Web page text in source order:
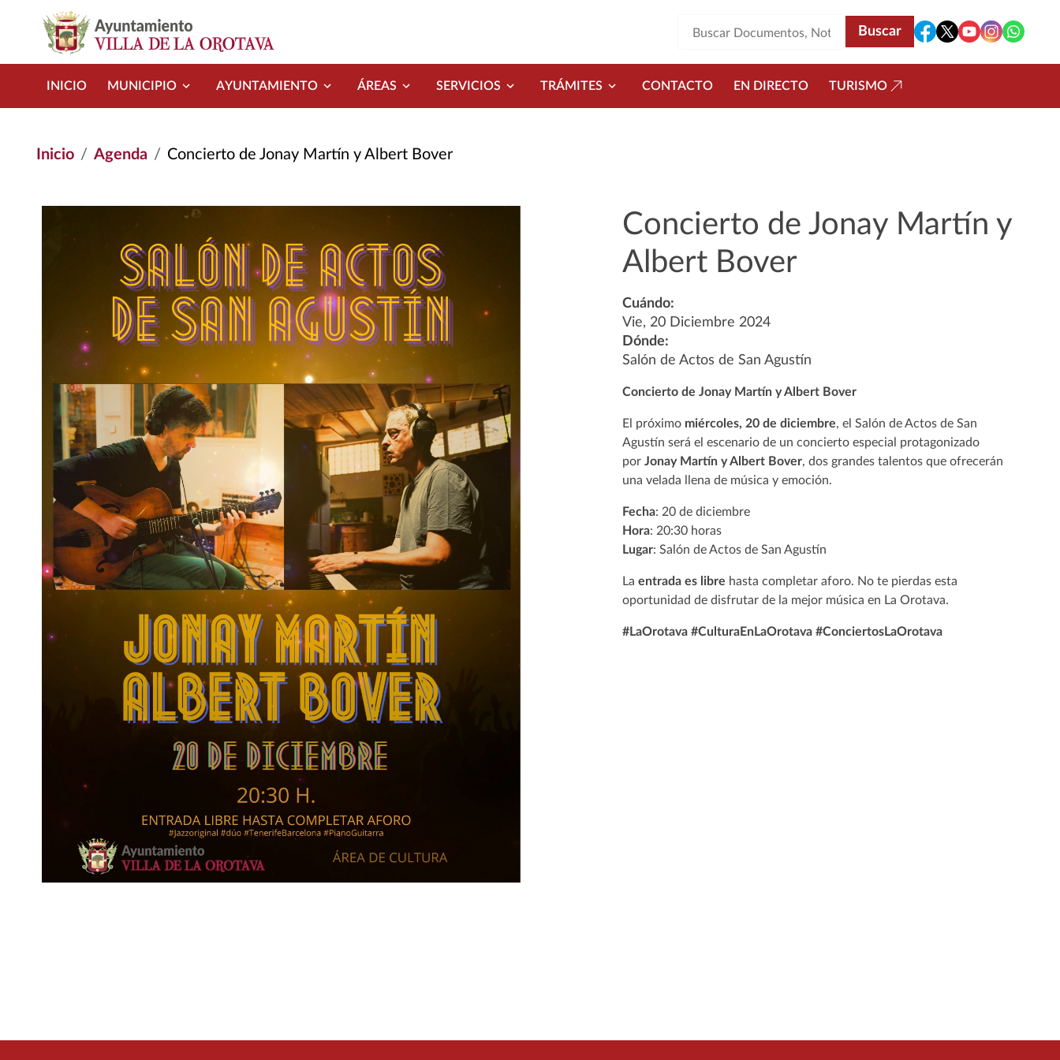
INICIO MUNICIPIO AYUNTAMIENTO ÁREAS SERVICIOS TRÁMITES CONTACTO EN DIRECTO TURISMO
Inicio Agenda Concierto de Jonay Martín y Albert Bover
Concierto de Jonay Martín y
Albert Bover
Cuándo:
Vie, 20 Diciembre 2024
Dónde:
Salón de Actos de San Agustín
Concierto de Jonay Martín y Albert Bover
El próximo miércoles, 20 de diciembre, el Salón de Actos de San
Agustín será el escenario de un concierto especial protagonizado
porJonay Martín y Albert Bover, dos grandes talentos que ofrecerán
una velada llena de música y emoción.
Fecha: 20 de diciembre
Hora: 20:30 horas
Lugar: Salón de Actos de San Agustín
Laentrada es libre hasta completar aforo. No te pierdas esta
oportunidad de disfrutar de la mejor música en La Orotava.
#LaOrotava #CulturaEnLaOrotava #ConciertosLaOrotava